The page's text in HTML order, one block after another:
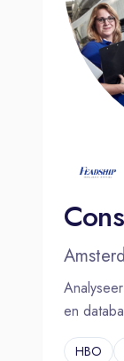
en
HBO